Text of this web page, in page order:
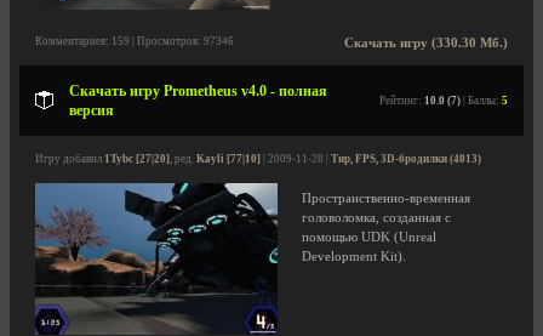
Скачать игру (330.30 Мб.)
Комментариев: 159 | Просмотров: 97346
Скачать игру Prometheus v4.0 - полная
версия
Рейтинг: 10.0 (7) | Баллы: 5
Игру добавил 1Tybc [27|20], ред. Kayli [77|10] | 2009-11-28 | Тир, FPS, 3D-бродилки (4013)
Пространственно-временная
головоломка, созданная с
помощью UDK (Unreal
Development Kit).